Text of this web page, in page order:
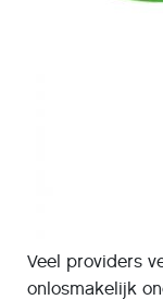
Veel providers
onlosmakelijk